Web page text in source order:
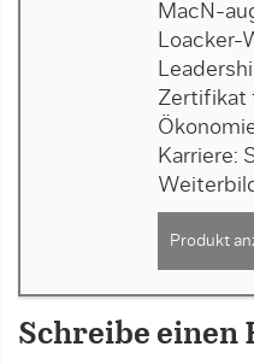
MacN-
Loacker-
Zertifikat
Karriere:
Produkt
Schreibe einen